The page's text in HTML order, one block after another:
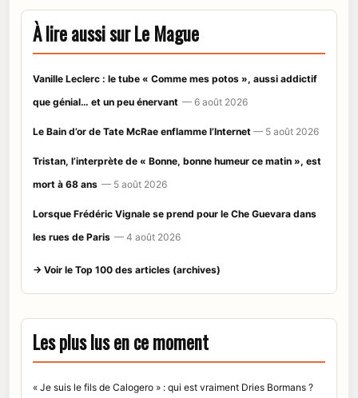
À lire aussi sur Le Mague
Vanille Leclerc : le tube « Comme mes potos », aussi addictif
que génial… et un peu énervant — 6 août 2026
Le Bain d’or de Tate McRae enflamme l’Internet — 5 août 2026
Tristan, l’interprète de « Bonne, bonne humeur ce matin », est
mort à 68 ans — 5 août 2026
Lorsque Frédéric Vignale se prend pour le Che Guevara dans
les rues de Paris — 4 août 2026
→ Voir le Top 100 des articles (archives)
Les plus lus en ce moment
« Je suis le fils de Calogero » : qui est vraiment Dries Bormans ?